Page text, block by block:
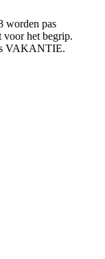
worden pas
voor het begrip.
VAKANTIE.